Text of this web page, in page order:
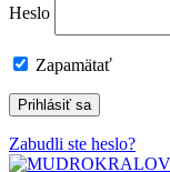
Heslo
Zapamätať
Zabudli ste heslo?